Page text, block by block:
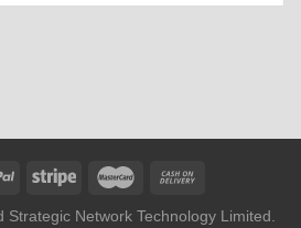
Network Technology Limited.